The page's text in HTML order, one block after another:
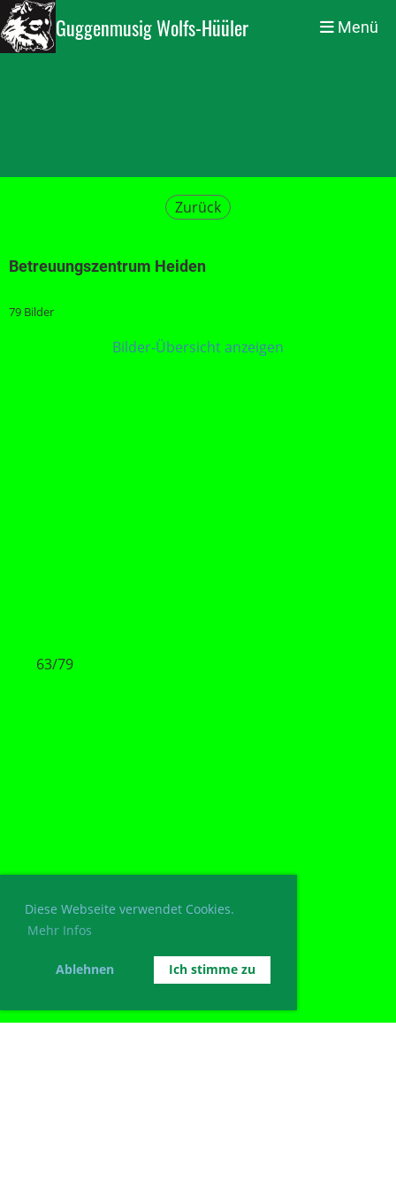
Diese Webseite verwendet Cookies.
Mehr Infos
Ablehnen Ich stimme zu
Guggenmusig Wolfs-Hüüler Menü
Zurück
Betreuungszentrum Heiden
79 Bilder
Bilder-Übersicht anzeigen
63/79